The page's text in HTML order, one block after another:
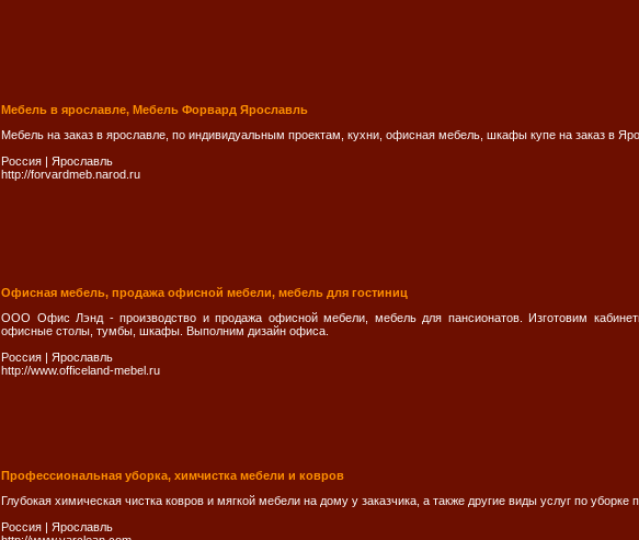
Мебель в ярославле, Мебель Форвард Ярославль
Мебель на заказ в ярославле, по индивидуальным проектам, кухни, офисная мебель, шкафы купе на заказ в
Россия | Ярослaвль
http://forvardmeb.narod.ru
Офисная мебель, продажа офисной мебели, мебель для гостиниц
ООО Офис Лэнд - производство и продажа офисной мебели, мебель для пансионатов. Изготовим
офисные столы, тумбы, шкафы. Выполним дизайн офиса.
Россия | Ярослaвль
http://www.officeland-mebel.ru
Профессиональная уборка, химчистка мебели и ковров
Глубокая химическая чистка ковров и мягкой мебели на дому у заказчика, а также другие виды услуг по уборке
Россия | Ярослaвль